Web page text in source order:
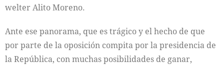
welter Alito Moreno.
Ante ese panorama, que es trágico y el hecho de que
por parte de la oposición compita por la presidencia de
la República, con muchas posibilidades de ganar,